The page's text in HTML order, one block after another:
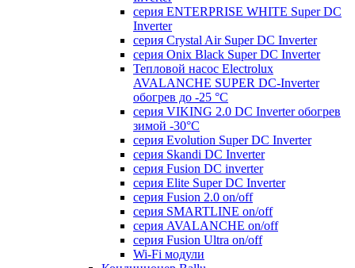
серия ENTERPRISE WHITE Super DC
Inverter
серия Crystal Air Super DC Inverter
серия Onix Black Super DC Inverter
Тепловой насос Electrolux
AVALANCHE SUPER DC-Inverter
обогрев до -25 °С
серия VIKING 2.0 DC Inverter обогрев
зимой -30°С
серия Evolution Super DC Inverter
серия Skandi DC Inverter
серия Fusion DC inverter
серия Elite Super DC Inverter
серия Fusion 2.0 on/off
серия SMARTLINE on/off
серия AVALANCHE on/off
серия Fusion Ultra on/off
Wi-Fi модули